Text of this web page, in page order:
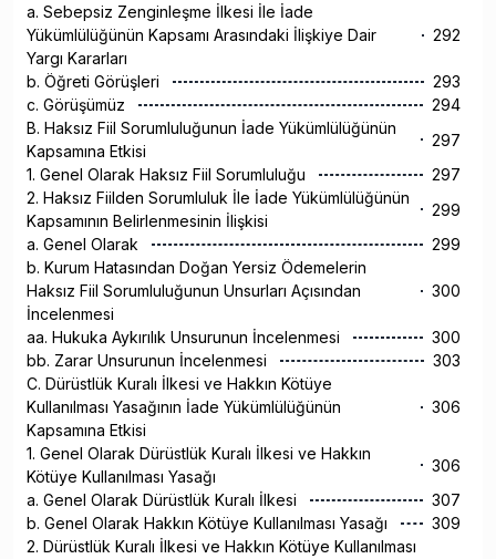
a. Sebepsiz Zenginleşme İlkesi İle İade
Yükümlülüğünün Kapsamı Arasındaki İlişkiye Dair
Yargı Kararları
292
b. Öğreti Görüşleri
293
c. Görüşümüz
294
B. Haksız Fiil Sorumluluğunun İade Yükümlülüğünün
Kapsamına Etkisi
297
1. Genel Olarak Haksız Fiil Sorumluluğu
297
2. Haksız Fiilden Sorumluluk İle İade Yükümlülüğünün
Kapsamının Belirlenmesinin İlişkisi
299
a. Genel Olarak
299
b. Kurum Hatasından Doğan Yersiz Ödemelerin
Haksız Fiil Sorumluluğunun Unsurları Açısından
İncelenmesi
300
aa. Hukuka Aykırılık Unsurunun İncelenmesi
300
bb. Zarar Unsurunun İncelenmesi
303
C. Dürüstlük Kuralı İlkesi ve Hakkın Kötüye
Kullanılması Yasağının İade Yükümlülüğünün
Kapsamına Etkisi
306
1. Genel Olarak Dürüstlük Kuralı İlkesi ve Hakkın
Kötüye Kullanılması Yasağı
306
a. Genel Olarak Dürüstlük Kuralı İlkesi
307
b. Genel Olarak Hakkın Kötüye Kullanılması Yasağı
309
2. Dürüstlük Kuralı İlkesi ve Hakkın Kötüye Kullanılması